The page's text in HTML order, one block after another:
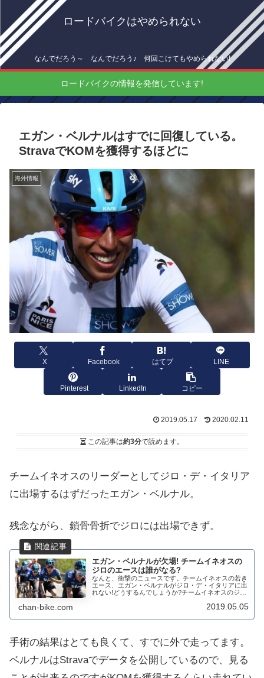
ロードバイクはやめられない
なんでだろう～ なんでだろう♪ 何回こけてもやめられない!
ロードバイクの情報を発信しています!
エガン・ベルナルはすでに回復している。
StravaでKOMを獲得するほどに
海外情報
X Facebook はてブ LINE
Pinterest LinkedIn コピー
2019.05.17 2020.02.11
この記事は約3分で読めます。
チームイネオスのリーダーとしてジロ・デ・イタリア
に出場するはずだったエガン・ベルナル。
残念ながら、鎖骨骨折でジロには出場できず。
エガン・ベルナルが欠場! チームイネオスの
ジロのエースは誰がなる?
なんと、衝撃のニュースです。チームイネオスの若き
エース、エガン・ベルナルがジロ・デ・イタリアに出
れない!どうするんでしょうか?チームイネオスのジロ
chan-bike.com 2019.05.05
手術の結果はとても良くて、すでに外で走ってます。
ベルナルはStravaでデータを公開しているので、見る